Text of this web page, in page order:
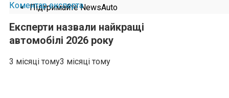
Підтримайте NewsAuto
Коментар експерта
Експерти назвали найкращі
автомобілі 2026 року
3 місяці тому3 місяці тому